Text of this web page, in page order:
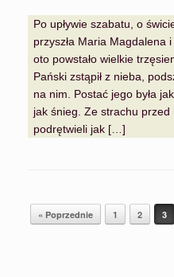
Po upływie szabatu, o
przyszła Maria Magdalena
oto powstało wielkie
Pański zstąpił z nieba,
na nim. Postać jego była
jak śnieg. Ze strachu
podrętwieli jak […]
Post navigation
« Poprzednie 1 2 3